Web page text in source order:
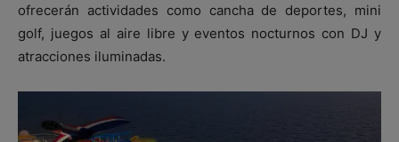
ofrecerán actividades como cancha de deportes, mini
golf, juegos al aire libre y eventos nocturnos con DJ y
atracciones iluminadas.